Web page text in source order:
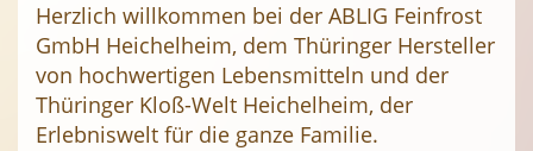
Herzlich willkommen bei der ABLIG Feinfrost
GmbH Heichelheim, dem Thüringer Hersteller
von hochwertigen Lebensmitteln und der
Thüringer Kloß-Welt Heichelheim, der
Erlebniswelt für die ganze Familie.